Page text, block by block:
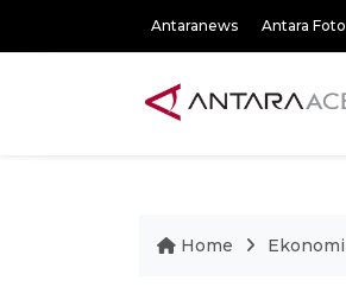
Antaranews Antara Foto
Home Ekonomi